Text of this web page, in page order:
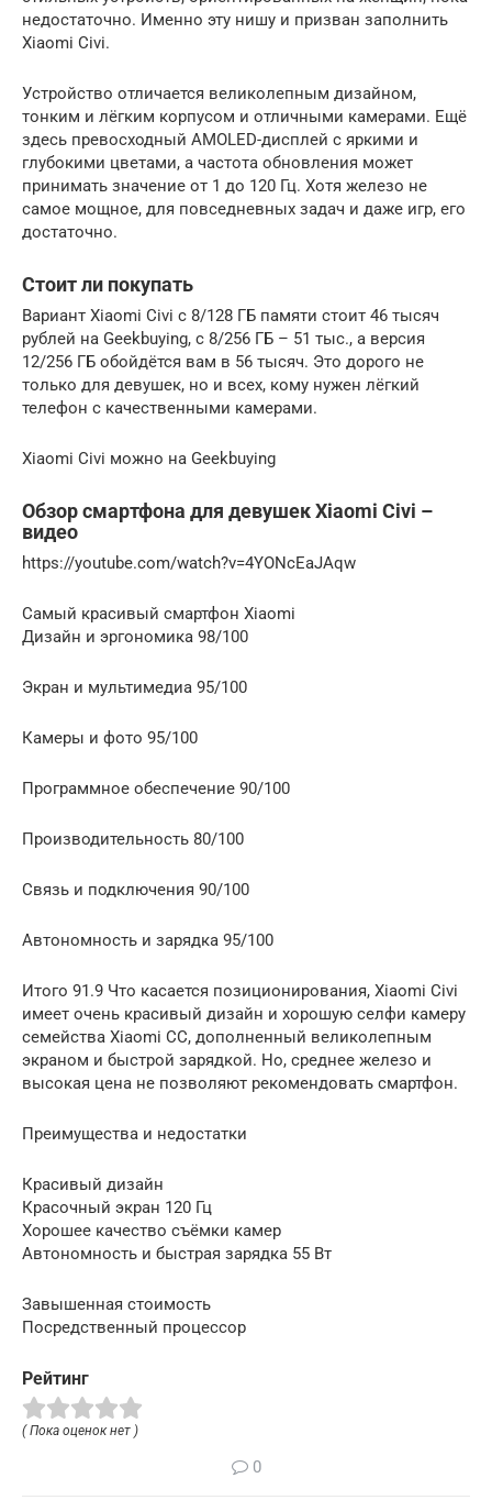
недостаточно. Именно эту нишу и призван заполнить
Xiaomi Civi.
Устройство отличается великолепным дизайном,
тонким и лёгким корпусом и отличными камерами. Ещё
здесь превосходный AMOLED-дисплей с яркими и
глубокими цветами, а частота обновления может
принимать значение от 1 до 120 Гц. Хотя железо не
самое мощное, для повседневных задач и даже игр, его
достаточно.
Стоит ли покупать
Вариант Xiaomi Civi с 8/128 ГБ памяти стоит 46 тысяч
рублей на Geekbuying, с 8/256 ГБ – 51 тыс., а версия
12/256 ГБ обойдётся вам в 56 тысяч. Это дорого не
только для девушек, но и всех, кому нужен лёгкий
телефон с качественными камерами.
Xiaomi Civi можно на Geekbuying
Обзор смартфона для девушек Xiaomi Civi –
видео
https://youtube.com/watch?v=4YONcEaJAqw
Самый красивый смартфон Xiaomi
Дизайн и эргономика 98/100
Экран и мультимедиа 95/100
Камеры и фото 95/100
Программное обеспечение 90/100
Производительность 80/100
Связь и подключения 90/100
Автономность и зарядка 95/100
Итого 91.9 Что касается позиционирования, Xiaomi Civi
имеет очень красивый дизайн и хорошую селфи камеру
семейства Xiaomi CC, дополненный великолепным
экраном и быстрой зарядкой. Но, среднее железо и
высокая цена не позволяют рекомендовать смартфон.
Преимущества и недостатки
Красивый дизайн
Красочный экран 120 Гц
Хорошее качество съёмки камер
Автономность и быстрая зарядка 55 Вт
Завышенная стоимость
Посредственный процессор
Рейтинг
( Пока оценок нет )
0